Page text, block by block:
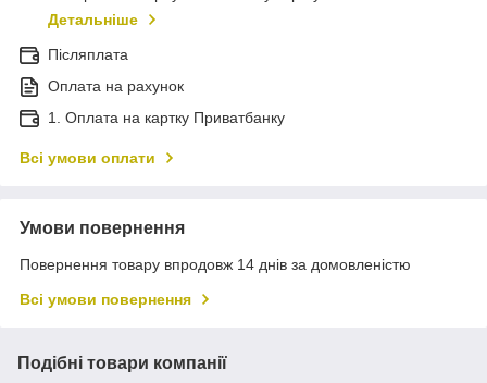
Детальніше
Післяплата
Оплата на рахунок
1. Оплата на картку Приватбанку
Всі умови оплати
Умови повернення
Повернення товару впродовж 14 днів за домовленістю
Всі умови повернення
Подібні товари компанії